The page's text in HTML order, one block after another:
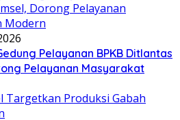
Pelayanan BPKB Ditlantas
Pelayanan Masyarakat